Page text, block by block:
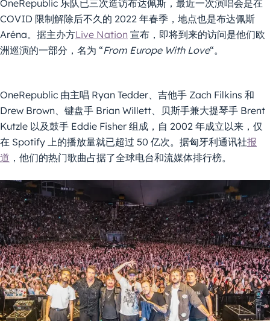
OneRepublic 乐队已三次造访布达佩斯，最近一次演唱会是在
COVID 限制解除后不久的 2022 年春季，地点也是布达佩斯
Aréna。据主办方Live Nation 宣布，即将到来的访问是他们欧
洲巡演的一部分，名为 “From Europe With Love“。
OneRepublic 由主唱 Ryan Tedder、吉他手 Zach Filkins 和
Drew Brown、键盘手 Brian Willett、贝斯手兼大提琴手 Brent
Kutzle 以及鼓手 Eddie Fisher 组成，自 2002 年成立以来，仅
在 Spotify 上的播放量就已超过 50 亿次。据匈牙利通讯社报
道 ，他们的热门歌曲占据了全球电台和流媒体排行榜。